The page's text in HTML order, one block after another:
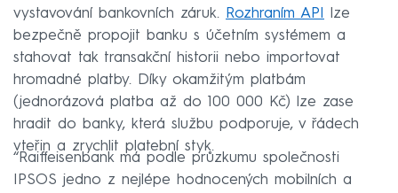
vystavování bankovních záruk. Rozhraním API
lze
bezpečně propojit banku s účetním systémem a
stahovat tak transakční historii nebo importovat
hromadné platby. Díky okamžitým platbám
(jednorázová platba až do 100 000 Kč) lze zase
hradit do banky, která službu podporuje, v řádech
vteřin a zrychlit platební styk.
“Raiffeisenbank má podle průzkumu společnosti
IPSOS jedno z nejlépe hodnocených mobilních a